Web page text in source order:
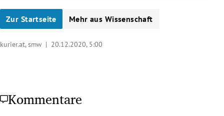
Zur Startseite Mehr aus Wissenschaft
kurier.at, smw | 20.12.2020, 5:00
Kommentare